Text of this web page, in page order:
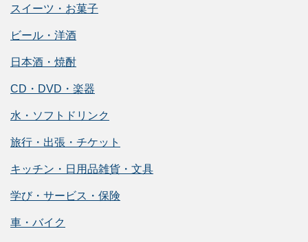
スイーツ・お菓子
ビール・洋酒
日本酒・焼酎
CD・DVD・楽器
水・ソフトドリンク
旅行・出張・チケット
キッチン・日用品雑貨・文具
学び・サービス・保険
車・バイク